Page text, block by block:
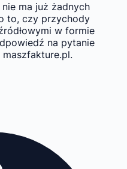
ma już żadnych
to, czy przychody
w formie
na pytanie
maszfakture.pl.